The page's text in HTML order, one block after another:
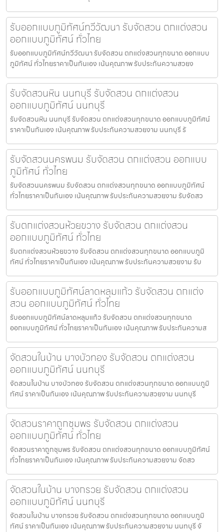
รับออกแบบภูมิทัศน์ทวีวัฒนา รับจัดสวน ตกแต่งสวน
ออกแบบภูมิทัศน์ ทั่วไทย
รับออกแบบภูมิทัศน์ทวีวัฒนา รับจัดสวน ตกแต่งสวนทุกขนาด ออกแบบ
ภูมิทัศน์ ทั่วไทยราคาเป็นกันเอง เน้นคุณภาพ รับประกันความสวยง
รับจัดสวนหิน นนทบุรี รับจัดสวน ตกแต่งสวน
ออกแบบภูมิทัศน์ นนทบุรี
รับจัดสวนหิน นนทบุรี รับจัดสวน ตกแต่งสวนทุกขนาด ออกแบบภูมิทัศน์
ราคาเป็นกันเอง เน้นคุณภาพ รับประกันความสวยงาม นนทบุรี รั
รับจัดสวนนครพนม รับจัดสวน ตกแต่งสวน ออกแบบ
ภูมิทัศน์ ทั่วไทย
รับจัดสวนนครพนม รับจัดสวน ตกแต่งสวนทุกขนาด ออกแบบภูมิทัศน์
ทั่วไทยราคาเป็นกันเอง เน้นคุณภาพ รับประกันความสวยงาม รับจัดสว
รับตกแต่งสวนห้วยขวาง รับจัดสวน ตกแต่งสวน
ออกแบบภูมิทัศน์ ทั่วไทย
รับตกแต่งสวนห้วยขวาง รับจัดสวน ตกแต่งสวนทุกขนาด ออกแบบภูมิ
ทัศน์ ทั่วไทยราคาเป็นกันเอง เน้นคุณภาพ รับประกันความสวยงาม รับ
รับออกแบบภูมิทัศน์ลาดหลุมแก้ว รับจัดสวน ตกแต่ง
สวน ออกแบบภูมิทัศน์ ทั่วไทย
รับออกแบบภูมิทัศน์ลาดหลุมแก้ว รับจัดสวน ตกแต่งสวนทุกขนาด
ออกแบบภูมิทัศน์ ทั่วไทยราคาเป็นกันเอง เน้นคุณภาพ รับประกันความส
จัดสวนในบ้าน บางบัวทอง รับจัดสวน ตกแต่งสวน
ออกแบบภูมิทัศน์ นนทบุรี
จัดสวนในบ้าน บางบัวทอง รับจัดสวน ตกแต่งสวนทุกขนาด ออกแบบภูมิ
ทัศน์ ราคาเป็นกันเอง เน้นคุณภาพ รับประกันความสวยงาม นนทบุรี
จัดสวนราคาถูกชุมพร รับจัดสวน ตกแต่งสวน
ออกแบบภูมิทัศน์ ทั่วไทย
จัดสวนราคาถูกชุมพร รับจัดสวน ตกแต่งสวนทุกขนาด ออกแบบภูมิทัศน์
ทั่วไทยราคาเป็นกันเอง เน้นคุณภาพ รับประกันความสวยงาม จัดสว
จัดสวนในบ้าน บางกรวย รับจัดสวน ตกแต่งสวน
ออกแบบภูมิทัศน์ นนทบุรี
จัดสวนในบ้าน บางกรวย รับจัดสวน ตกแต่งสวนทุกขนาด ออกแบบภูมิ
ทัศน์ ราคาเป็นกันเอง เน้นคุณภาพ รับประกันความสวยงาม นนทบุรี จั